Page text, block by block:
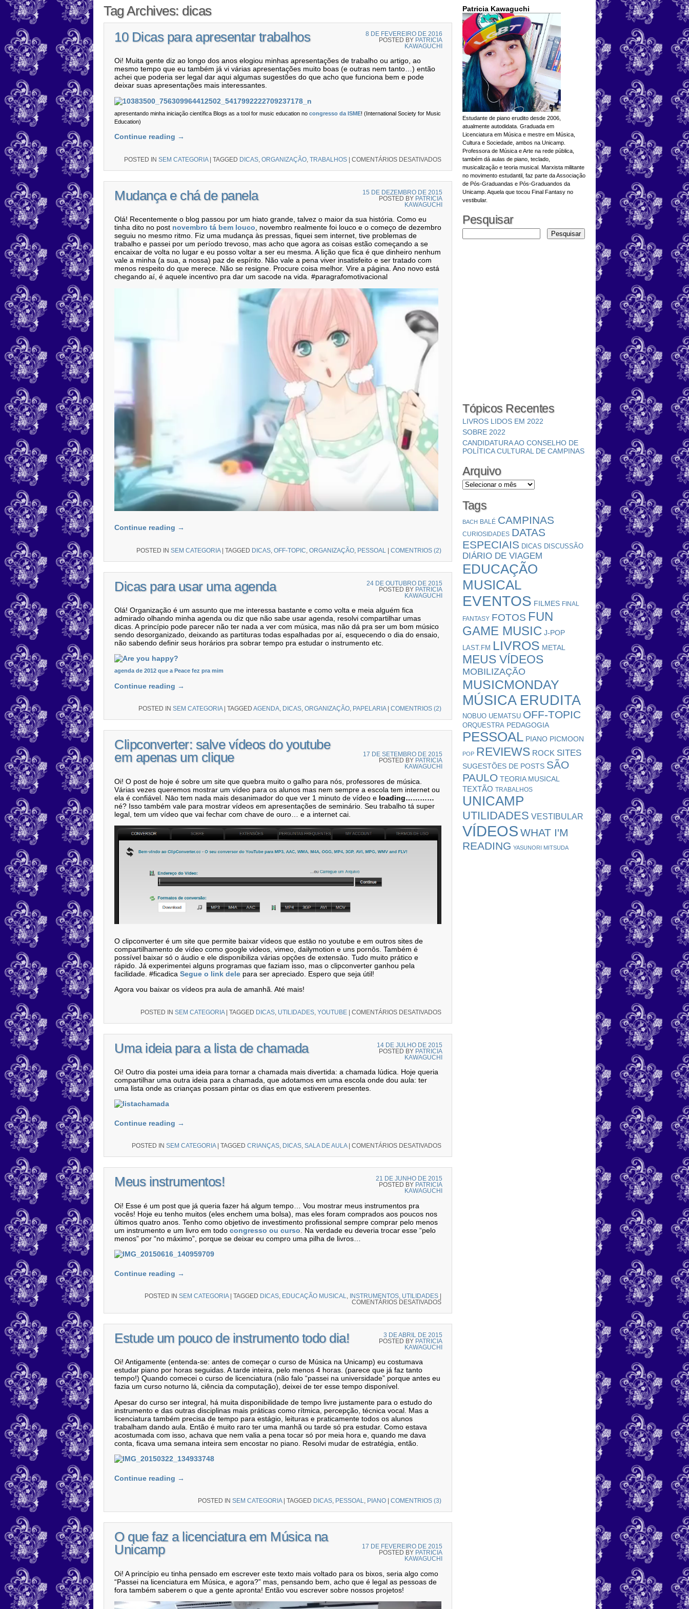
Tag Archives: dicas
10 Dicas para apresentar trabalhos
8 DE FEVEREIRO DE 2016
POSTED BY PATRICIA
KAWAGUCHI
Oi! Muita gente diz ao longo dos anos elogiou minhas apresentações de trabalho ou artigo, ao
mesmo tempo que eu também já vi várias apresentações muito boas (e outras nem tanto…) então
achei que poderia ser legal dar aqui algumas sugestões do que acho que funciona bem e pode
deixar suas apresentações mais interessantes.
apresentando minha iniciação científica Blogs as a tool for music education no congresso da ISME! (International Society for Music
Education)
Continue reading →
POSTED IN SEM CATEGORIA TAGGED DICAS ORGANIZAÇÃO TRABALHOS COMENTÁRIOS DESATIVADOS EM 10 DICAS PARA APRESENTAR TRABALHOS
Mudança e chá de panela
15 DE DEZEMBRO DE 2015
POSTED BY PATRICIA
KAWAGUCHI
Olá! Recentemente o blog passou por um hiato grande, talvez o maior da sua história. Como eu
tinha dito no post novembro tá bem louco , novembro realmente foi louco e o começo de dezembro
seguiu no mesmo ritmo. Fiz uma mudança às pressas, fiquei sem internet, tive problemas de
trabalho e passei por um período trevoso, mas acho que agora as coisas estão começando a se
encaixar de volta no lugar e eu posso voltar a ser eu mesma. A lição que fica é que dinheiro nenhum
vale a minha (a sua, a nossa) paz de espírito. Não vale a pena viver insatisfeito e ser tratado com
menos respeito do que merece. Não se resigne. Procure coisa melhor. Vire a página. Ano novo está
chegando aí, é aquele incentivo pra dar um sacode na vida. #paragrafomotivacional
Continue reading →
POSTED IN SEM CATEGORIA TAGGED DICAS OFF-TOPIC ORGANIZAÇÃO PESSOAL COMENTRIOS (2)
Dicas para usar uma agenda
24 DE OUTUBRO DE 2015
POSTED BY PATRICIA
KAWAGUCHI
Olá! Organização é um assunto que me interessa bastante e como volta e meia alguém fica
admirado olhando minha agenda ou diz que não sabe usar agenda, resolvi compartilhar umas
dicas. A princípio pode parecer não ter nada a ver com música, mas não dá pra ser um bom músico
sendo desorganizado, deixando as partituras todas espalhadas por aí, esquecendo o dia do ensaio,
não sabendo definir seus horários pra sobrar tempo pra estudar o instrumento etc.
agenda de 2012 que a Peace fez pra mim
Continue reading →
POSTED IN SEM CATEGORIA TAGGED AGENDA DICAS ORGANIZAÇÃO PAPELARIA| COMENTRIOS (2)
Clipconverter: salve vídeos do youtube
em apenas um clique
17 DE SETEMBRO DE 2015
POSTED BY PATRICIA
KAWAGUCHI
Oi! O post de hoje é sobre um site que quebra muito o galho para nós, professores de música.
Várias vezes queremos mostrar um vídeo para os alunos mas nem sempre a escola tem internet ou
ela é confiável. Nāo tem nada mais desanimador do que ver 1 minuto de vídeo e loading…………
né? Isso também vale para mostrar vídeos em apresentações de seminário. Seu trabalho tá super
legal, tem um vídeo que vai fechar com chave de ouro… e a internet cai.
O clipconverter é um site que permite baixar vídeos que estāo no youtube e em outros sites de
compartilhamento de vídeo como google videos, vimeo, dailymotion e uns pornôs. Também é
possível baixar só o áudio e ele disponibiliza várias opçōes de extensāo. Tudo muito prático e
rápido. Já experimentei alguns programas que faziam isso, mas o clipconverter ganhou pela
facilidade. #ficadica Segue o link dele para ser apreciado. Espero que seja útil!
Agora vou baixar os vídeos pra aula de amanhã. Até mais!
POSTED IN SEM CATEGORIA TAGGED DICAS UTILIDADES YOUTUBE COMENTÁRIOS DESATIVADOS EM CLIPCONVERTER: SALVE VÍDEOS DO YOUTUBE EM APENAS UM CLIQUE
Uma ideia para a lista de chamada
14 DE JULHO DE 2015
POSTED BY PATRICIA
KAWAGUCHI
Oi! Outro dia postei uma ideia para tornar a chamada mais divertida: a chamada lúdica. Hoje queria
compartilhar uma outra ideia para a chamada, que adotamos em uma escola onde dou aula: ter
uma lista onde as crianças possam pintar os dias em que estiverem presentes.
Continue reading →
POSTED IN SEM CATEGORIA TAGGED CRIANÇAS DICAS SALA DE AULA| COMENTÁRIOS DESATIVADOS
Meus instrumentos!
21 DE JUNHO DE 2015
POSTED BY PATRICIA
KAWAGUCHI
Oi! Esse é um post que já queria fazer há algum tempo… Vou mostrar meus instrumentos pra
vocês! Hoje eu tenho muitos (eles enchem uma bolsa), mas eles foram comprados aos poucos nos
últimos quatro anos. Tenho como objetivo de investimento profissional sempre comprar pelo menos
um instrumento e um livro em todo congresso ou curso . Na verdade eu deveria trocar esse “pelo
menos” por “no máximo”, porque se deixar eu compro uma pilha de livros…
Continue reading →
POSTED IN SEM CATEGORIA TAGGED DICAS EDUCAÇÃO MUSICAL INSTRUMENTOS UTILIDADES
COMENTÁRIOS DESATIVADOS
Estude um pouco de instrumento todo dia!
3 DE ABRIL DE 2015
POSTED BY PATRICIA
KAWAGUCHI
Oi! Antigamente (entenda-se: antes de começar o curso de Música na Unicamp) eu costumava
estudar piano por horas seguidas. A tarde inteira, pelo menos 4 horas. (parece que já faz tanto
tempo!) Quando comecei o curso de licenciatura (não falo “passei na universidade” porque antes eu
fazia um curso noturno lá, ciência da computação), deixei de ter esse tempo disponível.
Apesar do curso ser integral, há muita disponibilidade de tempo livre justamente para o estudo do
instrumento e das outras disciplinas mais práticas como rítmica, percepção, técnica vocal. Mas a
licenciatura também precisa de tempo para estágio, leituras e praticamente todos os alunos
trabalham dando aula. Então é muito raro ter uma manhã ou tarde só pra estudar. Como estava
acostumada com isso, achava que nem valia a pena tocar só por meia hora e, quando me dava
conta, ficava uma semana inteira sem encostar no piano. Resolvi mudar de estratégia, então.
Continue reading →
POSTED IN SEM CATEGORIA TAGGED DICAS PESSOAL PIANO COMENTRIOS (3)
O que faz a licenciatura em Música na
Unicamp
17 DE FEVEREIRO DE 2015
POSTED BY PATRICIA
KAWAGUCHI
Oi! A princípio eu tinha pensado em escrever este texto mais voltado para os bixos, seria algo como
“Passei na licenciatura em Música, e agora?” mas, pensando bem, acho que é legal as pessoas de
fora também saberem o que a gente apronta! Então vou escrever sobre nossos projetos!
Patricia Kawaguchi
Estudante de piano erudito desde 2006,
atualmente autodidata. Graduada em
Licenciatura em Música e mestre em Música,
Cultura e Sociedade, ambos na Unicamp.
Professora de Música e Arte na rede pública,
também dá aulas de piano, teclado,
musicalização e teoria musical. Marxista militante
no movimento estudantil, faz parte da Associação
de Pós-Graduandas e Pós-Graduandos da
Unicamp. Aquela que tocou Final Fantasy no
vestibular.
Pesquisar
Tópicos Recentes
LIVROS LIDOS EM 2022
SOBRE 2022
CANDIDATURA AO CONSELHO DE
POLÍTICA CULTURAL DE CAMPINAS
Arquivo
Arquivo
Tags
BACH BALÉ CAMPINAS
CURIOSIDADES DATAS
ESPECIAIS DICAS DISCUSSÃO
DIÁRIO DE VIAGEM
EDUCAÇÃO
MUSICAL
EVENTOS FILMES FINAL
FANTASY FOTOS FUN
GAME MUSIC J-POP
LAST.FM LIVROS METAL
MEUS VÍDEOS
MOBILIZAÇÃO
MUSICMONDAY
MÚSICA ERUDITA
NOBUO UEMATSU OFF-TOPIC
ORQUESTRA PEDAGOGIA
PESSOAL PIANO PICMOON
POP REVIEWS ROCK SITES
SUGESTÕES DE POSTS SÃO
PAULO TEORIA MUSICAL
TEXTÃO TRABALHOS
UNICAMP
UTILIDADES VESTIBULAR
VÍDEOS WHAT I'M
READING YASUNORI MITSUDA